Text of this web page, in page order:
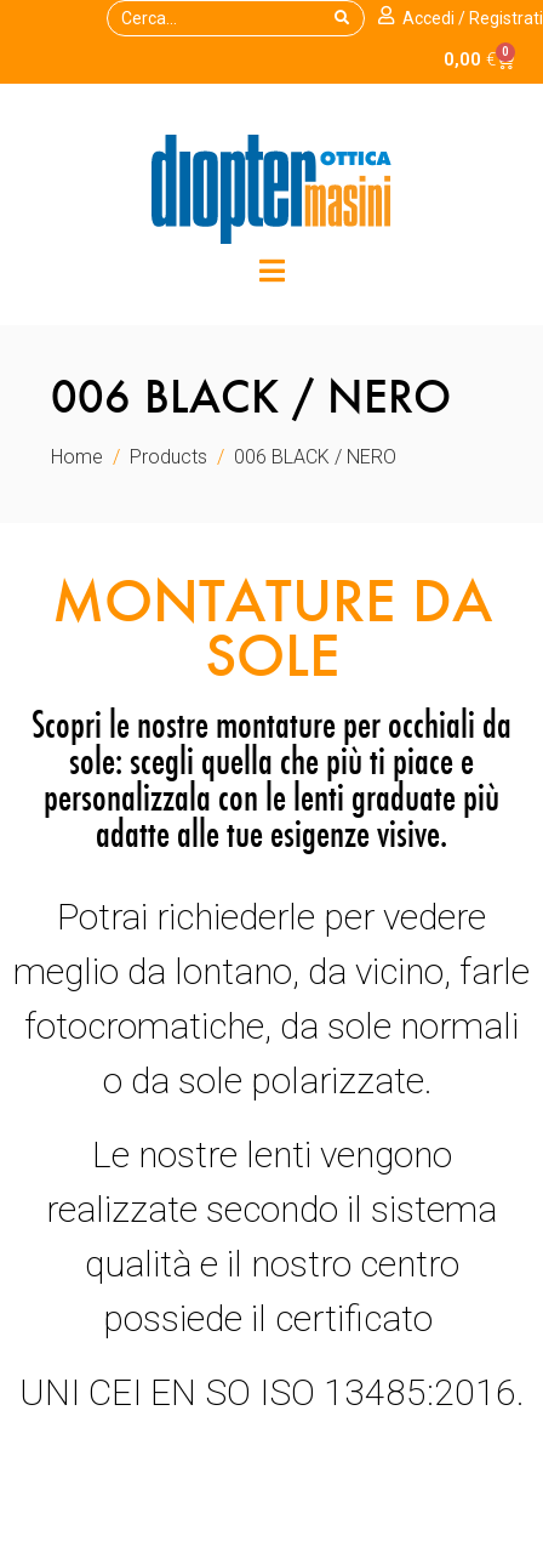
Accedi / Registrati
0,00 € 0
006 BLACK / NERO
Home Products 006 BLACK / NERO
MONTATURE DA
SOLE
Scopri le nostre montature per occhiali da
sole: scegli quella che più ti piace e
personalizzala con le lenti graduate più
adatte alle tue esigenze visive.
Potrai richiederle per vedere
meglio da lontano, da vicino, farle
fotocromatiche, da sole normali
o da sole polarizzate.
Le nostre lenti vengono
realizzate secondo il sistema
qualità e il nostro centro
possiede il certificato
UNI CEI EN SO ISO 13485:2016.